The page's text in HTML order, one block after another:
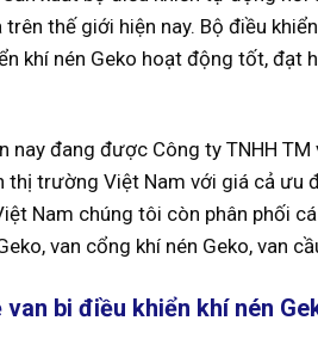
thế giới hiện nay. Bộ điều
khí nén Geko hoạt động tốt,
nay đang được Công ty TNHH
thị trường Việt Nam với giá cả ưu
Nam chúng tôi còn phân phối
van cổng khí nén Geko, van
van bi điều khiển khí nén